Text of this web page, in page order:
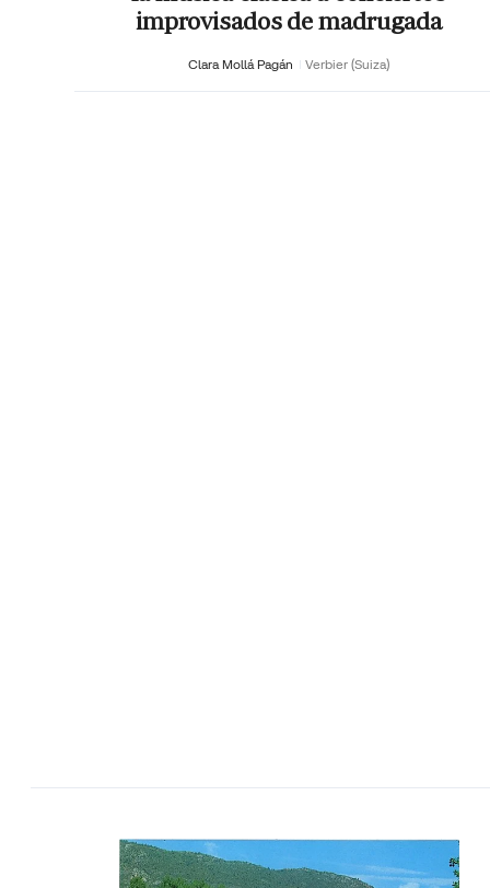
improvisados de madrugada
Clara Mollá Pagán Verbier (Suiza)